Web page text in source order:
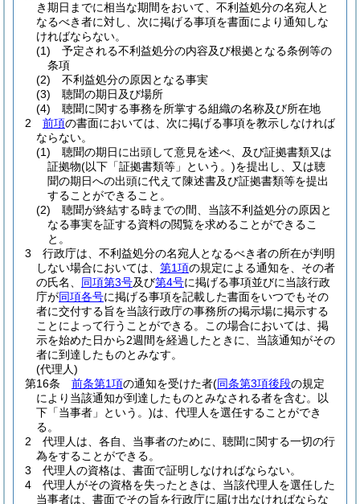
き期日までに相当な期間をおいて、不利益処分の名宛人と
なるべき者に対し、次に掲げる事項を書面により通知しな
ければならない。
(1)
予定される不利益処分の内容及び根拠となる条例等の
条項
(2)
不利益処分の原因となる事実
(3)
聴聞の期日及び場所
(4)
聴聞に関する事務を所掌する組織の名称及び所在地
2
前項の書面においては、次に掲げる事項を教示しなければ
ならない。
(1)
聴聞の期日に出頭して意見を述べ、及び証拠書類又は
証拠物(以下「証拠書類等」という。)を提出し、又は聴
聞の期日への出頭に代えて陳述書及び証拠書類等を提出
することができること。
(2)
聴聞が終結する時までの間、当該不利益処分の原因と
なる事実を証する資料の閲覧を求めることができるこ
と。
3
行政庁は、不利益処分の名宛人となるべき者の所在が判明
しない場合においては、 第1項の規定による通知を、その者
の氏名、 同項第3号及び第4号に掲げる事項並びに当該行政
庁が同項各号に掲げる事項を記載した書面をいつでもその
者に交付する旨を当該行政庁の事務所の掲示場に掲示する
ことによって行うことができる。
この場合においては、掲
示を始めた日から2週間を経過したときに、当該通知がその
者に到達したものとみなす。
(代理人)
第16条
前条第1項の通知を受けた者(同条第3項後段の規定
により当該通知が到達したものとみなされる者を含む。以
下「当事者」という。)は、代理人を選任することができ
る。
2
代理人は、各自、当事者のために、聴聞に関する一切の行
為をすることができる。
3
代理人の資格は、書面で証明しなければならない。
4
代理人がその資格を失ったときは、当該代理人を選任した
当事者は、書面でその旨を行政庁に届け出なければならな